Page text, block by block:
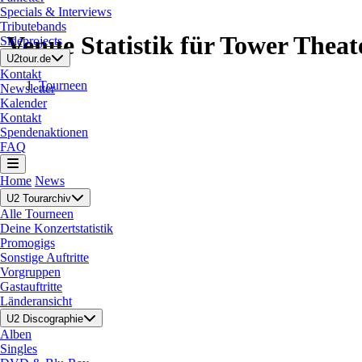
Specials & Interviews
Tributebands
Sideprojects
U2tour.de
Kontakt
Newsletter
Kalender
Kontakt
Spendenaktionen
FAQ
Home News
U2 Tourarchiv
Alle Tourneen
Deine Konzertstatistik
Promogigs
Sonstige Auftritte
Vorgruppen
Gastauftritte
Länderansicht
U2 Discographie
Alben
Singles
Venue Statistik für Tower
Tourneen